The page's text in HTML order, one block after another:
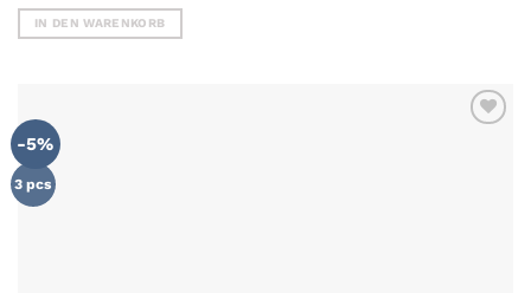
war:
57.95€
ist:
55.00€.
IN DEN WARENKORB
-5%
3 pcs